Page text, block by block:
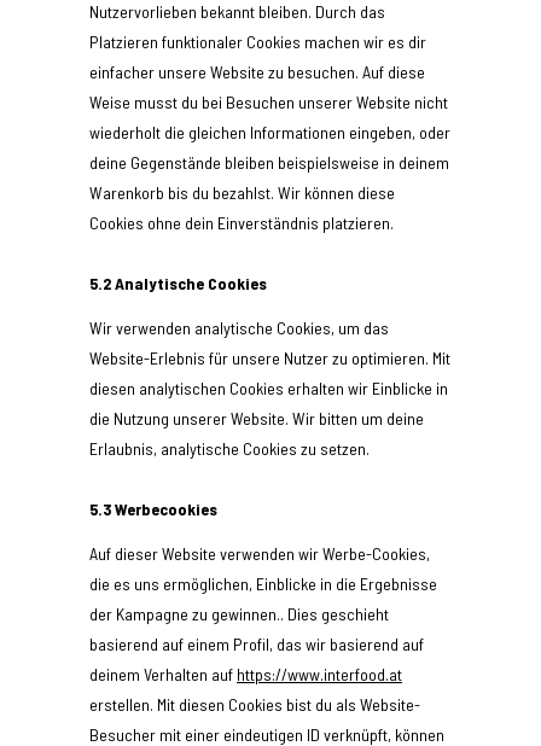
Nutzervorlieben bekannt bleiben. Durch das
Platzieren funktionaler Cookies machen wir es dir
einfacher unsere Website zu besuchen. Auf diese
Weise musst du bei Besuchen unserer Website nicht
wiederholt die gleichen Informationen eingeben, oder
deine Gegenstände bleiben beispielsweise in deinem
Warenkorb bis du bezahlst. Wir können diese
Cookies ohne dein Einverständnis platzieren.
5.2 Analytische Cookies
Wir verwenden analytische Cookies, um das
Website-Erlebnis für unsere Nutzer zu optimieren. Mit
diesen analytischen Cookies erhalten wir Einblicke in
die Nutzung unserer Website. Wir bitten um deine
Erlaubnis, analytische Cookies zu setzen.
5.3 Werbecookies
Auf dieser Website verwenden wir Werbe-Cookies,
die es uns ermöglichen, Einblicke in die Ergebnisse
der Kampagne zu gewinnen.. Dies geschieht
basierend auf einem Profil, das wir basierend auf
deinem Verhalten auf https://www.interfood.at
erstellen. Mit diesen Cookies bist du als Website-
Besucher mit einer eindeutigen ID verknüpft, können